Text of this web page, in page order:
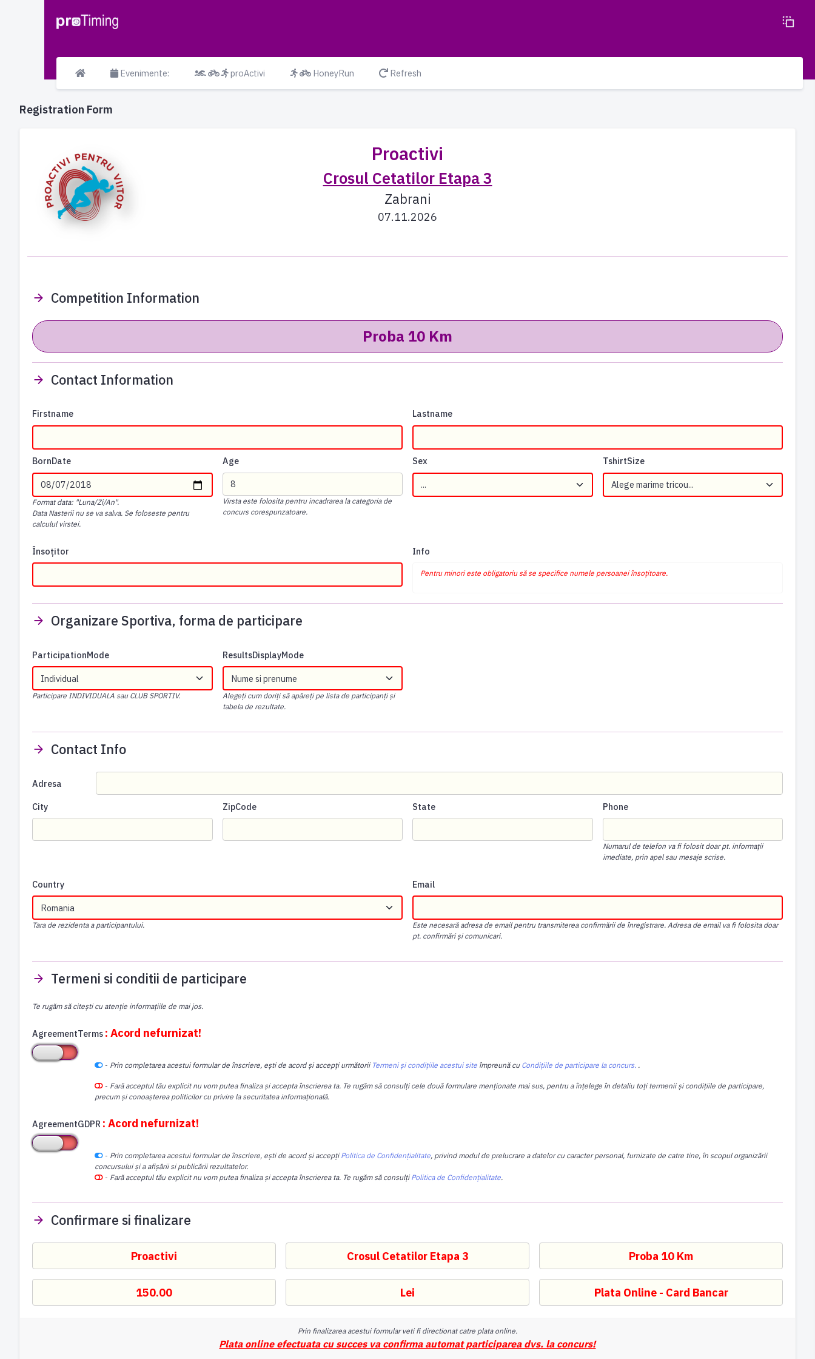
Evenimente: proActivi HoneyRun Refresh
Registration Form
Proactivi
Crosul Cetatilor Etapa 3
Zabrani
07.11.2026
Competition Information
Contact Information
Firstname Lastname
BornDate
Format data: "Luna/Zi/An".
Data Nasterii nu se va salva. Se foloseste pentru
calculul virstei.
Age
Virsta este folosita pentru incadrarea la categoria de
concurs corespunzatoare.
Sex TshirtSize
Însoțitor Info
Pentru minori este obligatoriu să se specifice numele persoanei însoțitoare.
Organizare Sportiva, forma de participare
ParticipationMode
Participare INDIVIDUALA sau CLUB SPORTIV.
ResultsDisplayMode
Alegeți cum doriți să apăreți pe lista de participanți și
tabela de rezultate.
Contact Info
Adresa
City ZipCode State Phone
Numarul de telefon va fi folosit doar pt. informații
imediate, prin apel sau mesaje scrise.
Country
Tara de rezidenta a participantului.
Email
Este necesară adresa de email pentru transmiterea confirmării de înregistrare. Adresa de email va fi folosita doar
pt. confirmări și comunicari.
Termeni si conditii de participare
Te rugăm să citești cu atenție informațiile de mai jos.
AgreementTerms : Acord nefurnizat!
- Prin completarea acestui formular de înscriere, ești de acord și accepți următorii Termeni și condițiile acestui site împreună cu Condițiile de participare la concurs. .
- Fară acceptul tău explicit nu vom putea finaliza și accepta înscrierea ta. Te rugăm să consulți cele două formulare menționate mai sus, pentru a înțelege în detaliu toți termenii și condițiile de participare,
precum și conoașterea politicilor cu privire la securitatea informațională.
AgreementGDPR : Acord nefurnizat!
- Prin completarea acestui formular de înscriere, ești de acord și accepți Politica de Confidențialitate, privind modul de prelucrare a datelor cu caracter personal, furnizate de catre tine, în scopul organizării
concursului și a afișării si publicării rezultatelor.
- Fară acceptul tău explicit nu vom putea finaliza și accepta înscrierea ta. Te rugăm să consulți Politica de Confidențialitate.
Confirmare si finalizare
Prin finalizarea acestui formular veti fi directionat catre plata online.
Plata online efectuata cu succes va confirma automat participarea dvs. la concurs!